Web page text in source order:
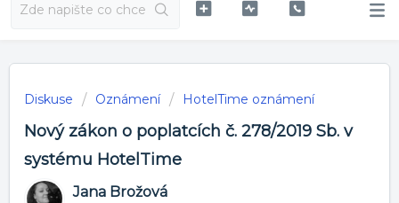
Diskuse Oznámení HotelTime oznámení
Nový zákon o poplatcích č. 278/2019 Sb. v
systému HotelTime
Jana Brožová